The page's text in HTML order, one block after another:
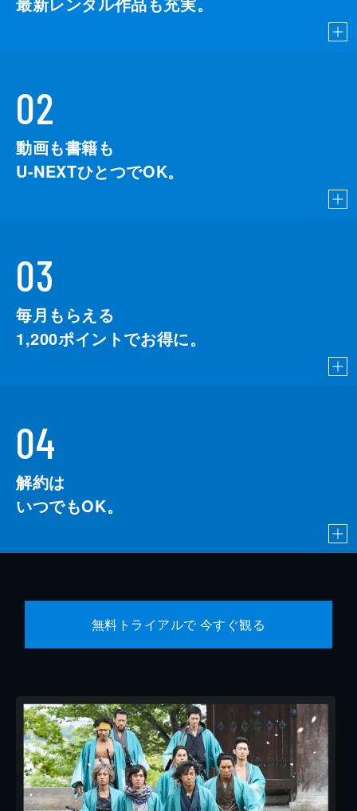
02
動画も書籍も
U-NEXTひとつでOK。
03
毎月もらえる
1,200ポイントでお得に。
04
解約は
いつでもOK。
無料トライアルで 今すぐ観る